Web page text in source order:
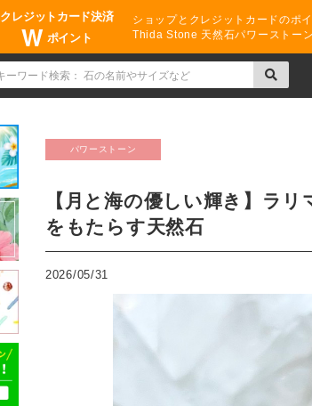
クレジットカード決済
W ポイント
ショップとクレジットカードのポ
Thida Stone 天然石パワーストー
パワーストーン
【月と海の優しい輝き】ラ
をもたらす天然石
2026/05/31